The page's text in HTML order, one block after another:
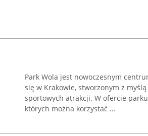
Park Wola jest nowoczesnym
się w Krakowie, stworzonym z
sportowych atrakcji. W ofercie
których można korzystać ...